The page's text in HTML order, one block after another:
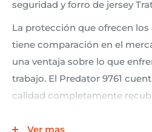
seguridad y forro de jersey
La protección que ofrecen
tiene comparación en el
una ventaja sobre lo que
trabajo. El Predator 9761
calidad completamente
brindará protección adicional
Ver mas